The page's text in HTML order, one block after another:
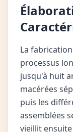
La
processus
jusqu'à huit
macérées
puis les
assemblées
vieillit